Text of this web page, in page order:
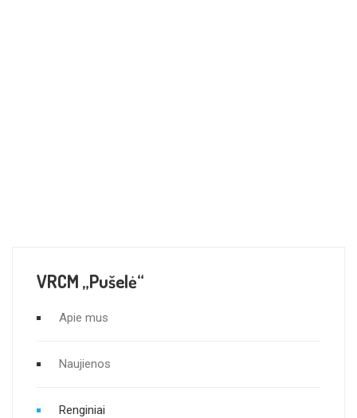
VRCM „Pušelė“
Apie mus
Naujienos
Renginiai